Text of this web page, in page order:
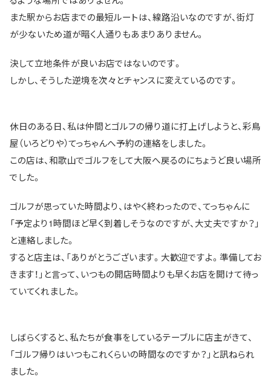
また駅からお店までの最短ルートは、線路沿いなのですが、街灯
が少ないため道が暗く人通りもあまりありません。
決して立地条件が良いお店ではないのです。
しかし、そうした逆境を次々とチャンスに変えているのです。
休日のある日、私は仲間とゴルフの帰り道に打上げしようと、彩鳥
屋（いろどりや）てっちゃんへ予約の連絡をしました。
この店は、和歌山でゴルフをして大阪へ戻るのにちょうど良い場所
でした。
ゴルフが思っていた時間より、はやく終わったので、てっちゃんに
「予定より1時間ほど早く到着しそうなのですが、大丈夫ですか？」
と連絡しました。
すると店主は、「ありがとうございます。大歓迎ですよ。準備してお
きます！」と言って、いつもの開店時間よりも早くお店を開けて待っ
ていてくれました。
しばらくすると、私たちが食事をしているテーブルに店主がきて、
「ゴルフ帰りはいつもこれくらいの時間なのですか？」と訊ねられ
ました。